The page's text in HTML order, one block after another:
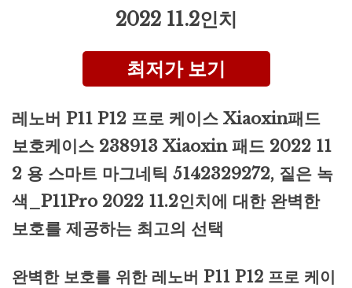
2022 11.2인치
최저가 보기
레노버 P11 P12 프로 케이스 Xiaoxin패드
보호케이스 238913 Xiaoxin 패드 2022 11
2 용 스마트 마그네틱 5142329272, 짙은 녹
색_P11Pro 2022 11.2인치에 대한 완벽한
보호를 제공하는 최고의 선택
완벽한 보호를 위한 레노버 P11 P12 프로 케이